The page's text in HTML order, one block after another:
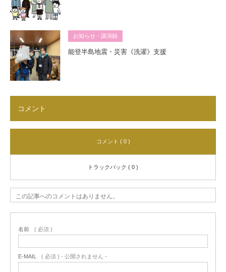
お知らせ・講演録
能登半島地震・災害《洗濯》支援
コメント
コメント ( 0 )
トラックバック ( 0 )
この記事へのコメントはありません。
名前 ( 必須 )
E-MAIL ( 必須 ) - 公開されません -